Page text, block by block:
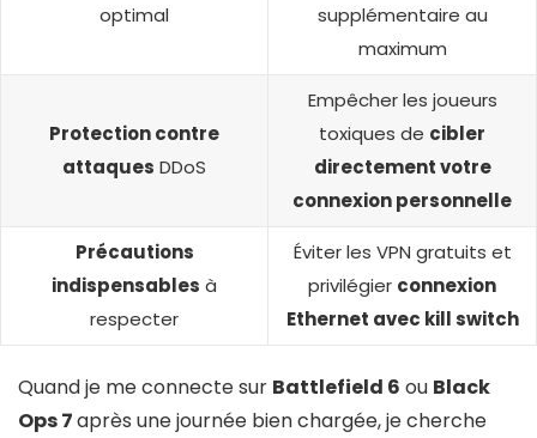
optimal
supplémentaire au
maximum
Protection contre
attaques DDoS
Empêcher les joueurs
toxiques de cibler
directement votre
connexion personnelle
Précautions
indispensables à
respecter
Éviter les VPN gratuits et
privilégier connexion
Ethernet avec kill switch
Quand je me connecte sur Battlefield 6 ou Black
Ops 7après une journée bien chargée, je cherche